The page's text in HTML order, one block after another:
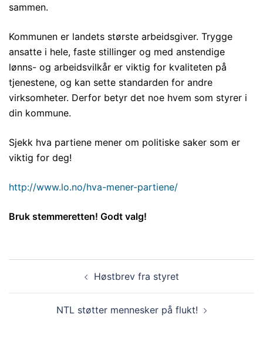
sammen.
Kommunen er landets største arbeidsgiver. Trygge
ansatte i hele, faste stillinger og med anstendige
lønns- og arbeidsvilkår er viktig for kvaliteten på
tjenestene, og kan sette standarden for andre
virksomheter. Derfor betyr det noe hvem som styrer i
din kommune.
Sjekk hva partiene mener om politiske saker som er
viktig for deg!
http://www.lo.no/hva-mener-partiene/
Bruk stemmeretten! Godt valg!
Høstbrev fra styret
NTL støtter mennesker på flukt!